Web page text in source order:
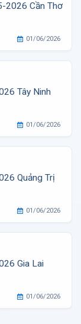
2026 Cần Thơ
01/06/2026
Tây Ninh
01/06/2026
Quảng Trị
01/06/2026
Gia Lai
01/06/2026